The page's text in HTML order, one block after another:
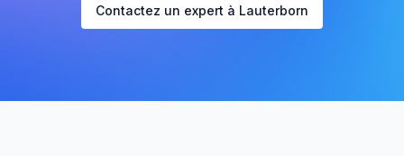
Contactez un expert à Lauterborn